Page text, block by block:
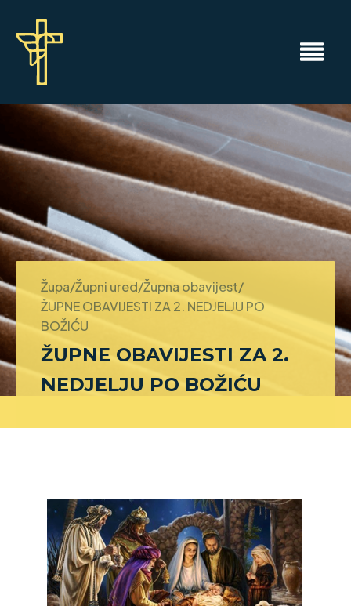
Župa/Župni ured/Župna obavijest/
ŽUPNE OBAVIJESTI ZA 2. NEDJELJU PO
BOŽIĆU
ŽUPNE OBAVIJESTI ZA 2.
NEDJELJU PO BOŽIĆU